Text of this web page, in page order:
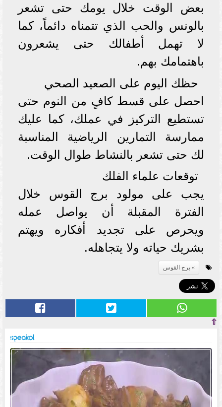
بعض الوقت خلال يومك حتى تشعر
بالونس والحب الذي تتمناه دائماً، كما
لا تهمل أطفالك حتى يشعرون
باهتمامك بهم.
حظك اليوم على الصعيد الصحي
احصل على قسط كافٍ من النوم حتى
تستطيع التركيز في عملك، كما عليك
ممارسة التمارين الرياضية المناسبة
لك حتى تشعر بالنشاط طوال الوقت.
توقعات علماء الفلك
يجب على مولود برج القوس خلال
الفترة المقبلة أن يواصل عمله
ويحرص على تجديد أفكاره ويهتم
بشريك حياته ولا يتجاهله.
برج القوس
⇧